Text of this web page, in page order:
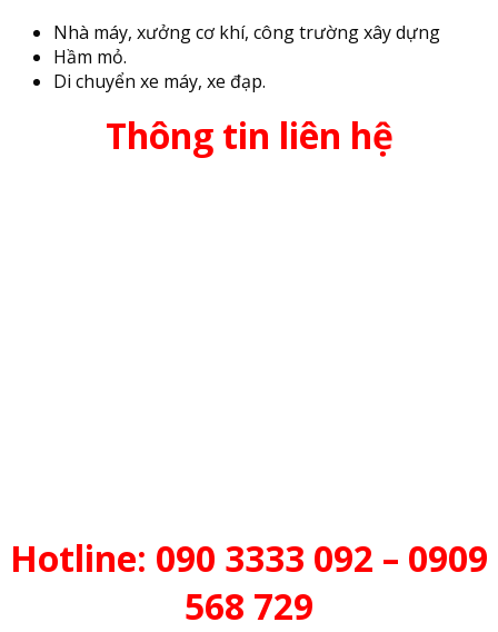
Nhà máy, xưởng cơ khí, công trường xây dựng
Hầm mỏ.
Di chuyển xe máy, xe đạp.
Thông tin liên hệ
Hotline: 090 3333 092 – 0909
568 729